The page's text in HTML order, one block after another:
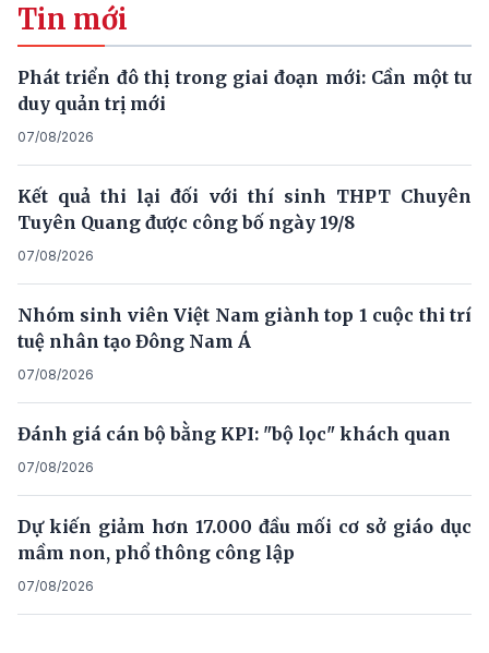
Tin mới
Phát triển đô thị trong giai đoạn mới: Cần một tư
duy quản trị mới
07/08/2026
Kết quả thi lại đối với thí sinh THPT Chuyên
Tuyên Quang được công bố ngày 19/8
07/08/2026
Nhóm sinh viên Việt Nam giành top 1 cuộc thi trí
tuệ nhân tạo Đông Nam Á
07/08/2026
Đánh giá cán bộ bằng KPI: "bộ lọc" khách quan
07/08/2026
Dự kiến giảm hơn 17.000 đầu mối cơ sở giáo dục
mầm non, phổ thông công lập
07/08/2026